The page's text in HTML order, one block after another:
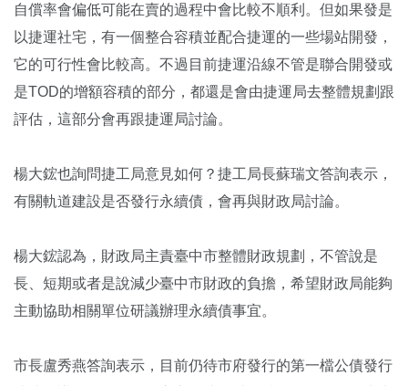
自償率會偏低可能在賣的過程中會比較不順利。但如果發是
以捷運社宅，有一個整合容積並配合捷運的一些場站開發，
它的可行性會比較高。不過目前捷運沿線不管是聯合開發或
是TOD的增額容積的部分，都還是會由捷運局去整體規劃跟
評估，這部分會再跟捷運局討論。
楊大鋐也詢問捷工局意見如何？捷工局長蘇瑞文答詢表示，
有關軌道建設是否發行永續債，會再與財政局討論。
楊大鋐認為，財政局主責臺中市整體財政規劃，不管說是
長、短期或者是說減少臺中市財政的負擔，希望財政局能夠
主動協助相關單位研議辦理永續債事宜。
市長盧秀燕答詢表示，目前仍待市府發行的第一檔公債發行